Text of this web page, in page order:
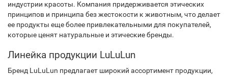
индустрии красоты. Компания придерживается этических
принципов и принципа без жестокости к животным, что делает
ее продукты еще более привлекательными для покупателей,
которые ценят натуральные и этические бренды.
Линейка продукции LuLuLun
Бренд LuLuLun предлагает широкий ассортимент продукции,